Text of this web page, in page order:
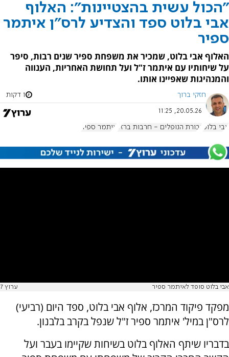
"הכול עשית בהצטיינות": האלוף
אבי בלוט ספד והצדיע לרס"ן איתמר
ספיר
האלוף אבי בלוט, שמכיר את משפחת ספיר שנים רבות, סיפר
על שיחותיו עם איתמר ז"ל ועל תחושת האחריות, הענווה
והמנהיגות שאפיינו אותו.
חזקי ברוך 1 דקות
20.05.26, 11:25
אבי בלוט גבורת הנופלים - חרבות ברזל איתמר ספיר
אבי בלוט סופד לאיתמר ספיר ערוץ 7
מפקד פיקוד המרכז, אלוף אבי בלוט, ספד היום (רביעי)
לרס"ן במיל' איתמר ספיר ז"ל שנפל בקרב בלבנון.
בדבריו שיתף האלוף בלוט בשיחות שקיימו בעבר ועל